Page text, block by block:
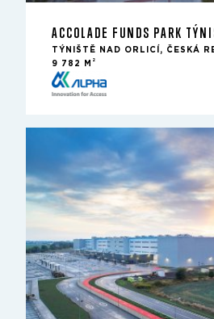
ACCOLADE FUNDS PARK
TÝNIŠTĚ NAD ORLICÍ, ČESKÁ
9 782 M
2